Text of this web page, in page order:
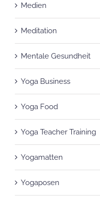
Medien
Meditation
Mentale Gesundheit
Yoga Business
Yoga Food
Yoga Teacher Training
Yogamatten
Yogaposen